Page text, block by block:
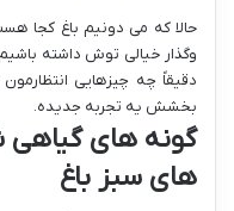
حالا که می دونیم باغ کجا
وگذار خیالی توش داشته
دقیقاً چه چیزهایی
بخشش یه تجربه جدیده.
گونه های گیاهی
های سبز باغ